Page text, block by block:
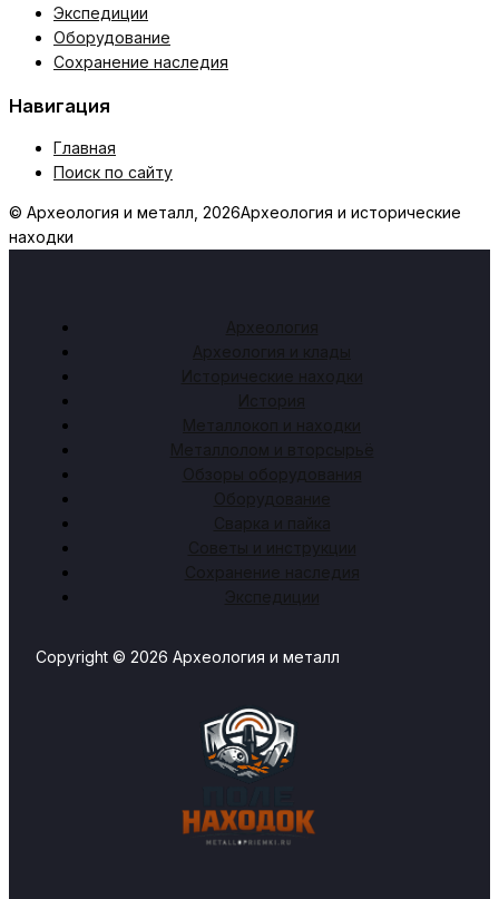
Экспедиции
Оборудование
Сохранение наследия
Навигация
Главная
Поиск по сайту
© Археология и металл, 2026Археология и исторические
находки
Археология
Археология и клады
Исторические находки
История
Металлокоп и находки
Металлолом и вторсырьё
Обзоры оборудования
Оборудование
Сварка и пайка
Советы и инструкции
Сохранение наследия
Экспедиции
Copyright © 2026 Археология и металл